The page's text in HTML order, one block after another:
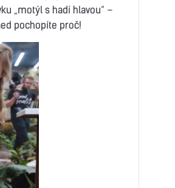
„motýl s hadí hlavou“ –
pochopíte proč!